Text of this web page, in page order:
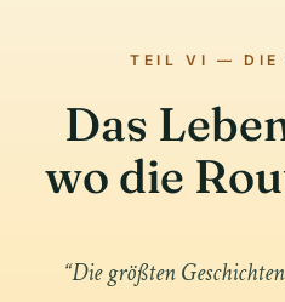
TEIL VI — DIE
Das
wo die
“Die größten